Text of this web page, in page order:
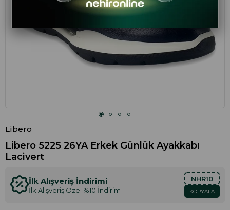
Libero
Libero 5225 26YA Erkek Günlük Ayakkabı
Lacivert
İlk Alışveriş İndirimi
İlk Alışveriş Özel %10 İndirim
NHR10
KOPYALA